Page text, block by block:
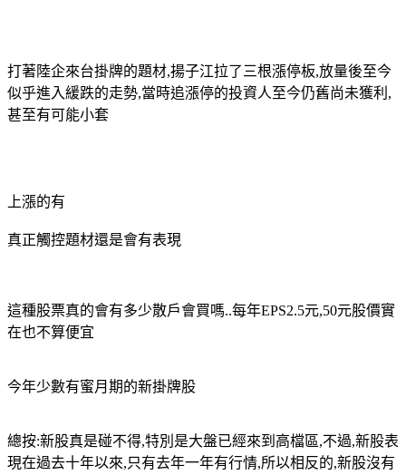
打著陸企來台掛牌的題材,揚子江拉了三根漲停板,放量後至今
似乎進入緩跌的走勢,當時追漲停的投資人至今仍舊尚未獲利,
甚至有可能小套
上漲的有
真正觸控題材還是會有表現
這種股票真的會有多少散戶會買嗎..每年EPS2.5元,50元股價實
在也不算便宜
今年少數有蜜月期的新掛牌股
總按:新股真是碰不得,特別是大盤已經來到高檔區,不過,新股表
現在過去十年以來,只有去年一年有行情,所以相反的,新股沒有